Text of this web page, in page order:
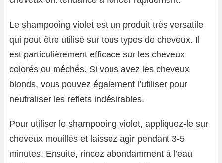
Le shampooing violet est un produit très versatile
qui peut être utilisé sur tous types de cheveux. Il
est particulièrement efficace sur les cheveux
colorés ou méchés. Si vous avez les cheveux
blonds, vous pouvez également l’utiliser pour
neutraliser les reflets indésirables.
Pour utiliser le shampooing violet, appliquez-le sur
cheveux mouillés et laissez agir pendant 3-5
minutes. Ensuite, rincez abondamment à l’eau